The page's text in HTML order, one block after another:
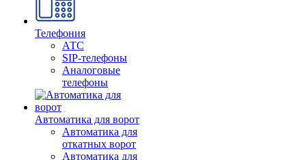
Телефония
АТС
SIP-телефоны
Аналоговые
телефоны
Автоматика для ворот
Автоматика для
откатных ворот
Автоматика для